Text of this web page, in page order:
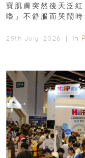
寶肌膚突然後天泛
嚕」不舒服而哭鬧
29th July, 2026 ｜ In